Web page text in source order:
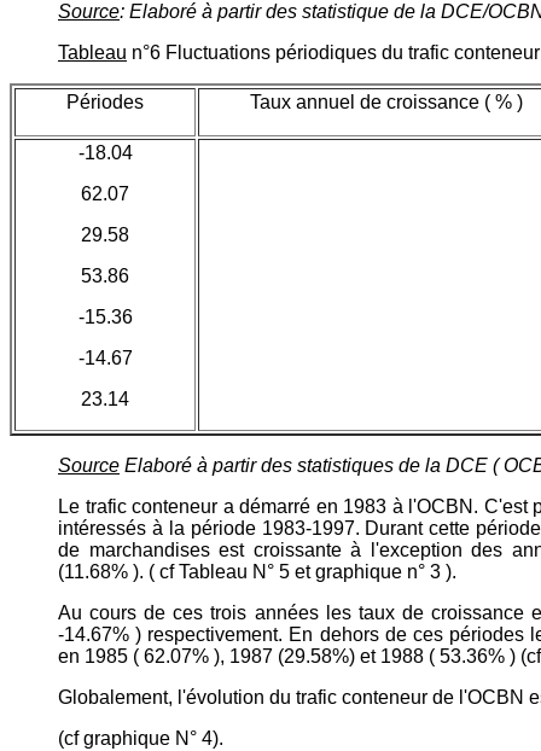
Source: Elaboré à partir des statistique de la DCE/
Tableau n°6 Fluctuations périodiques du trafic
Périodes Taux annuel de croissance ( % )
-18.04
62.07
29.58
53.86
-15.36
-14.67
23.14
Source Elaboré à partir des statistiques de la DCE (
Le trafic conteneur a démarré en 1983 à l'OCBN.
intéressés à la période 1983-1997. Durant cette
de marchandises est croissante à l'exception des
(11.68% ). ( cf Tableau N° 5 et graphique n° 3 ).
Au cours de ces trois années les taux de croissance
-14.67% ) respectivement. En dehors de ces périodes
en 1985 ( 62.07% ), 1987 (29.58%) et 1988 ( 53.36% )
Globalement, l'évolution du trafic conteneur de l'OCBN
(cf graphique N° 4).